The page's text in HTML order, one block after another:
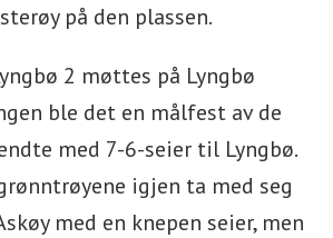
på den plassen.
2 møttes på Lyngbø
ble det en målfest av de
med 7-6-seier til Lyngbø.
igjen ta med seg
med en knepen seier, men